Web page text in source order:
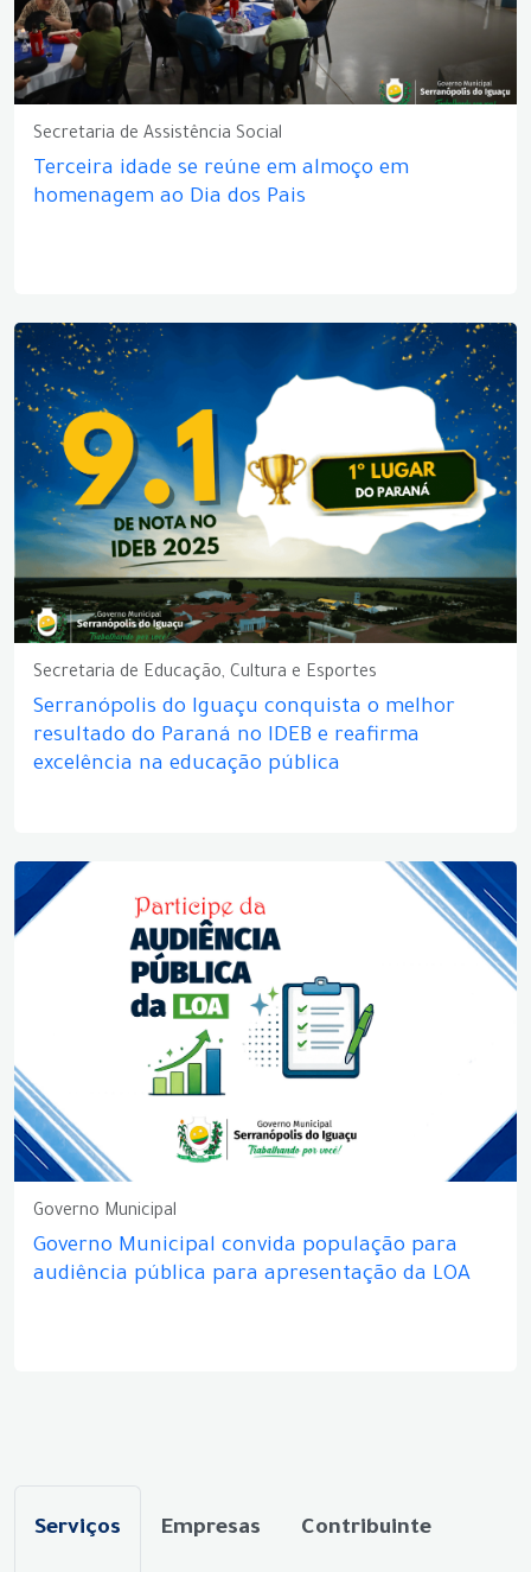
Secretaria de Assistência Social
Terceira idade se reúne em almoço em
homenagem ao Dia dos Pais
Secretaria de Educação, Cultura e Esportes
Serranópolis do Iguaçu conquista o melhor
resultado do Paraná no IDEB e reafirma
excelência na educação pública
Governo Municipal
Governo Municipal convida população para
audiência pública para apresentação da LOA
Serviços Empresas Contribuinte